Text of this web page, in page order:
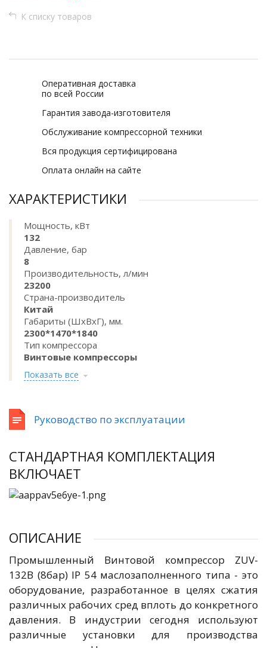
К списку товаров
Оперативная доставка
по всей России
Гарантия завода-изготовителя
Обслуживание компрессорной техники
Вся продукция сертифицирована
Оплата онлайн на сайте
ХАРАКТЕРИСТИКИ
Мощность, кВт
132
Давление, бар
8
Производительность, л/мин
23200
Страна-производитель
Китай
Габариты (ШхВхГ), мм.
2300*1470*1840
Тип компрессора
Винтовые компрессоры
Показать все
Руководство по эксплуатации
СТАНДАРТНАЯ КОМПЛЕКТАЦИЯ
ВКЛЮЧАЕТ
ОПИСАНИЕ
Промышленный Винтовой компрессор ZUV-
132B (8бар) IP 54 маслозаполненного типа - это
оборудование, разработанное в целях сжатия
различных рабочих сред вплоть до конкретного
давления. В индустрии сегодня используют
различные установки для производства